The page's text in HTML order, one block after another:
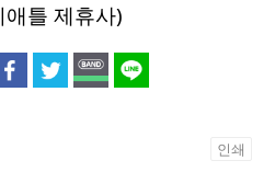
틀 제휴사)
인쇄